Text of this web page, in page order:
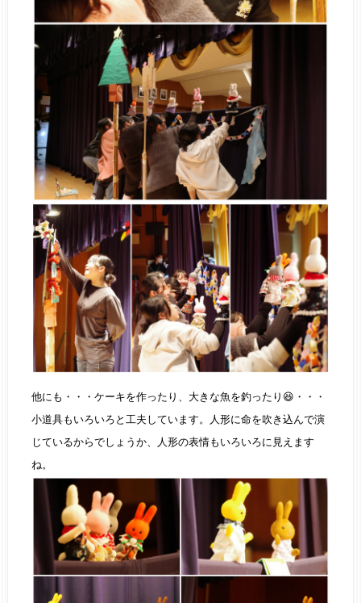
他にも・・・ケーキを作ったり、大きな魚を釣ったり😆・・・
小道具もいろいろと工夫しています。人形に命を吹き込んで演
じているからでしょうか、人形の表情もいろいろに見えます
ね。